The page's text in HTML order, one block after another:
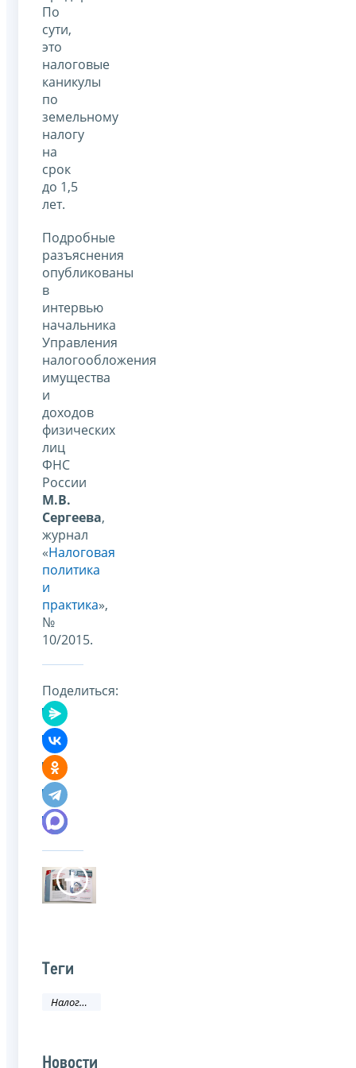
По
сути,
это
налоговые
каникулы
по
земельному
налогу
на
срок
до 1,5
лет.
Подробные
разъяснения
опубликованы
в
интервью
начальника
Управления
налогообложения
имущества
и
доходов
физических
лиц
ФНС
России
М.В.
Сергеева,
журнал
«Налоговая
политика
и
практика»,
№
10/2015.
Поделиться:
Теги
Налоговое законодательство
Новости